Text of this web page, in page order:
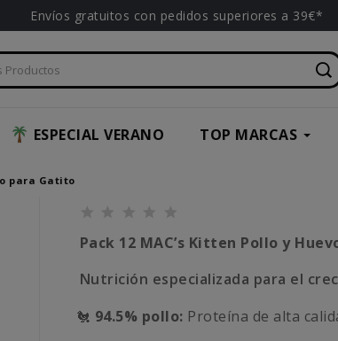
Envíos gratuitos con pedidos superiores a 39€*
ESPECIAL VERANO TOP MARCAS
para Gatito
Pack 12 MAC’s Kitten Pollo y
Nutrición especializada para el
🐔 94.5% pollo: Proteína de alta